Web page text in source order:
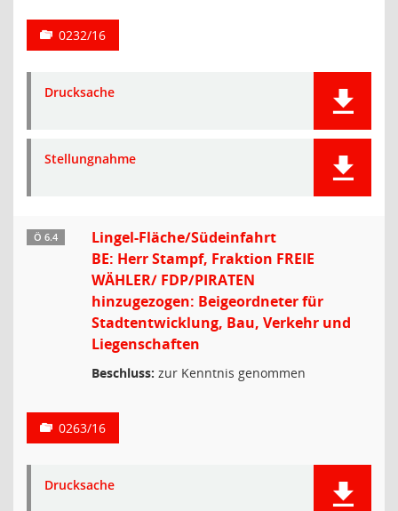
0232/16
Drucksache
Stellungnahme
Ö 6.4
Lingel-Fläche/Südeinfahrt
BE: Herr Stampf, Fraktion FREIE
WÄHLER/ FDP/PIRATEN
hinzugezogen: Beigeordneter für
Stadtentwicklung, Bau, Verkehr und
Liegenschaften
Beschluss: zur Kenntnis genommen
0263/16
Drucksache